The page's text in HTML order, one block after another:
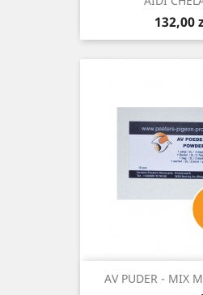
Cena
132,00
AV PUDER - MIX